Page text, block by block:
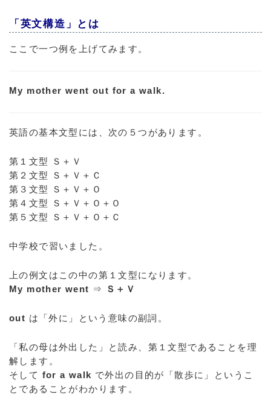
「英文構造」とは
ここで一つ例を上げてみます。
My mother went out for a walk.
英語の基本文型には、次の５つがあります。
第１文型 Ｓ＋Ｖ
第２文型 Ｓ＋Ｖ＋Ｃ
第３文型 Ｓ＋Ｖ＋Ｏ
第４文型 Ｓ＋Ｖ＋Ｏ＋Ｏ
第５文型 Ｓ＋Ｖ＋Ｏ＋Ｃ
中学校で習いました。
上の例文はこの中の第１文型になります。
My mother went ⇒ Ｓ＋Ｖ
out は「外に」という意味の副詞。
「私の母は外出した」と読み、第１文型であることを理
解します。
そして for a walk で外出の目的が「散歩に」というこ
とであることがわかります。